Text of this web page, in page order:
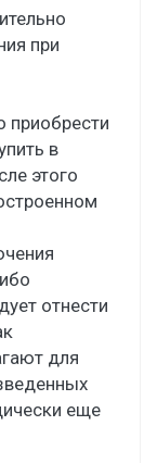
при
приобрести
в
этого
отнести
для
еще